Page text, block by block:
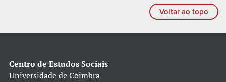
Voltar ao topo
Centro de Estudos Sociais
Universidade de Coimbra